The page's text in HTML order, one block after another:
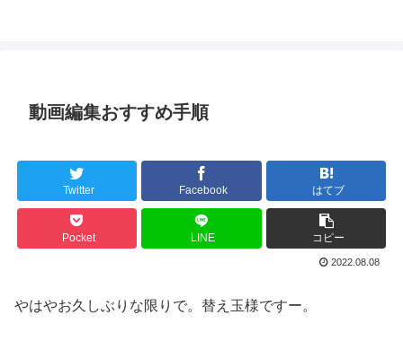
動画編集おすすめ手順
Twitter Facebook はてブ
Pocket LINE コピー
2022.08.08
やはやお久しぶりな限りで。替え玉様ですー。